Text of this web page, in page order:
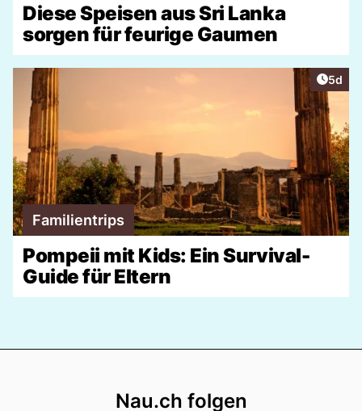
Diese Speisen aus Sri Lanka
sorgen für feurige Gaumen
5d
Familientrips
Pompeii mit Kids: Ein Survival-
Guide für Eltern
Nau.ch folgen